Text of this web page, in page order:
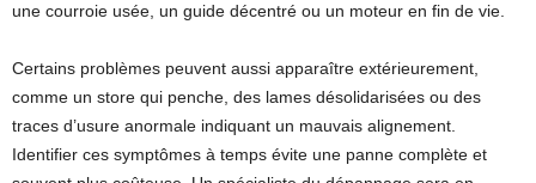
une courroie usée, un guide décentré ou un moteur en fin de vie.
Certains problèmes peuvent aussi apparaître extérieurement,
comme un store qui penche, des lames désolidarisées ou des
traces d’usure anormale indiquant un mauvais alignement.
Identifier ces symptômes à temps évite une panne complète et